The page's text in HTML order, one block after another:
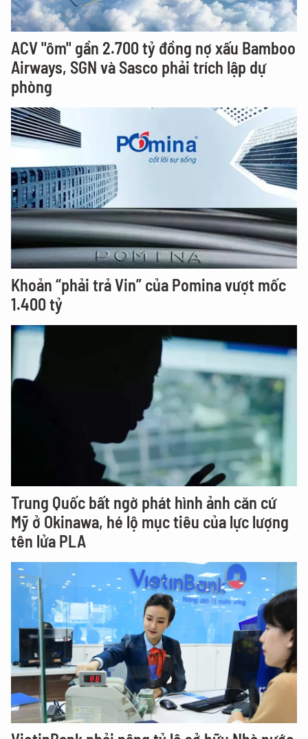
ACV "ôm" gần 2.700 tỷ đồng nợ xấu Bamboo
Airways, SGN và Sasco phải trích lập dự
phòng
Khoản “phải trả Vin” của Pomina vượt mốc
1.400 tỷ
Trung Quốc bất ngờ phát hình ảnh căn cứ
Mỹ ở Okinawa, hé lộ mục tiêu của lực lượng
tên lửa PLA